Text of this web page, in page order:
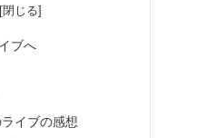
ブへ
イブの感想